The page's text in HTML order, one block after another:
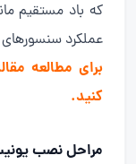
که باد مستقیم
عملکرد
برای مطالعه
کنید.
مراحل نصب